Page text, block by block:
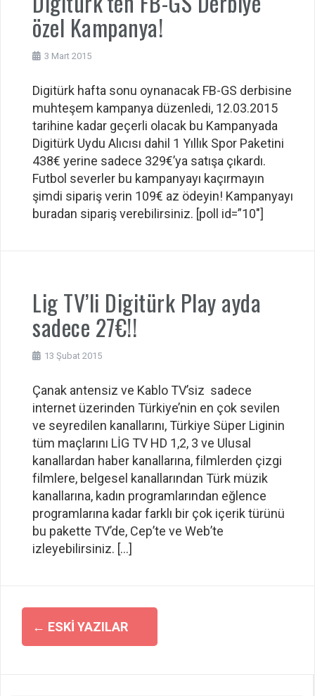
özel Kampanya!
3 Mart 2015
Digitürk hafta sonu oynanacak FB-GS derbisine
muhteşem kampanya düzenledi, 12.03.2015
tarihine kadar geçerli olacak bu Kampanyada
Digitürk Uydu Alıcısı dahil 1 Yıllık Spor Paketini
438€ yerine sadece 329€’ya satışa çıkardı.
Futbol severler bu kampanyayı kaçırmayın
şimdi sipariş verin 109€ az ödeyin! Kampanyayı
buradan sipariş verebilirsiniz. [poll id=”10″]
Lig TV’li Digitürk Play ayda
sadece 27€!!
13 Şubat 2015
Çanak antensiz ve Kablo TV’siz sadece
internet üzerinden Türkiye’nin en çok sevilen
ve seyredilen kanallarını, Türkiye Süper Liginin
tüm maçlarını LİG TV HD 1,2, 3 ve Ulusal
kanallardan haber kanallarına, filmlerden çizgi
filmlere, belgesel kanallarından Türk müzik
kanallarına, kadın programlarından eğlence
programlarına kadar farklı bir çok içerik türünü
bu pakette TV’de, Cep’te ve Web’te
izleyebilirsiniz. […]
Yazı
dolaşımı
← ESKI YAZILAR